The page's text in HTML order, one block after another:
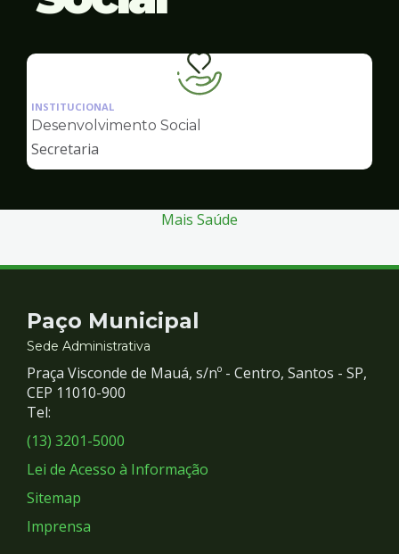
Ilustração
da
pagina
INSTITUCIONAL
Desenvolvimento Social
Secretaria
Mais Saúde
Contato
e
Redes
Sociais
Paço Municipal
Sede Administrativa
Praça Visconde de Mauá, s/nº - Centro, Santos - SP,
CEP 11010-900
Tel:
(13) 3201-5000
Lei de Acesso à Informação
Sitemap
Imprensa